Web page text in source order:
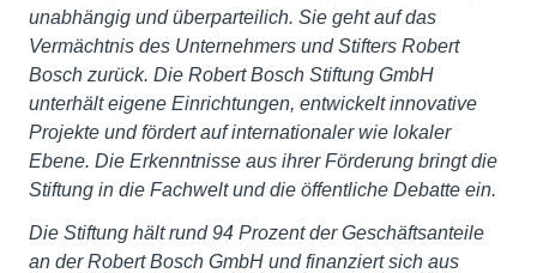
unabhängig und überparteilich. Sie geht auf das
Vermächtnis des Unternehmers und Stifters Robert
Bosch zurück. Die Robert Bosch Stiftung GmbH
unterhält eigene Einrichtungen, entwickelt innovative
Projekte und fördert auf internationaler wie lokaler
Ebene. Die Erkenntnisse aus ihrer Förderung bringt die
Stiftung in die Fachwelt und die öffentliche Debatte ein.
Die Stiftung hält rund 94 Prozent der Geschäftsanteile
an der Robert Bosch GmbH und finanziert sich aus